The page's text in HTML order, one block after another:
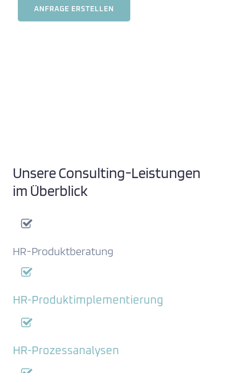
ANFRAGE ERSTELLEN
Unsere Consulting-Leistungen
im Überblick
HR-Produktberatung
HR-Produktimplementierung
HR-Prozessanalysen